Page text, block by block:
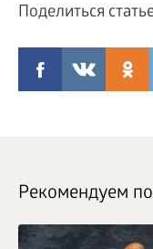
Поделиться
Рекомендуем